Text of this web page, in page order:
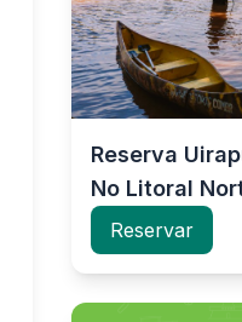
Reserva
No Litoral
Reservar